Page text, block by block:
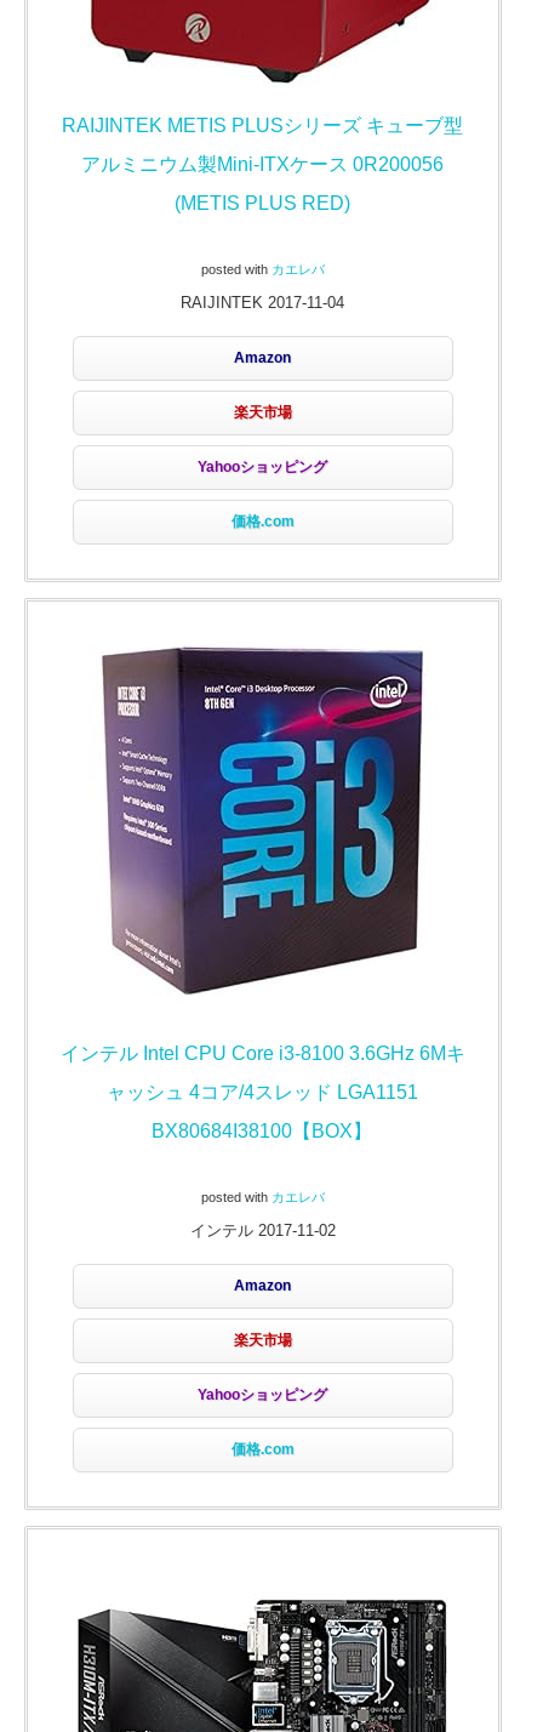
RAIJINTEK METIS PLUSシリーズ キューブ型
アルミニウム製Mini-ITXケース 0R200056
(METIS PLUS RED)
posted with カエレバ
RAIJINTEK 2017-11-04
Amazon
楽天市場
Yahooショッピング
価格.com
インテル Intel CPU Core i3-8100 3.6GHz 6Mキ
ャッシュ 4コア/4スレッド LGA1151
BX80684I38100【BOX】
posted with カエレバ
インテル 2017-11-02
Amazon
楽天市場
Yahooショッピング
価格.com